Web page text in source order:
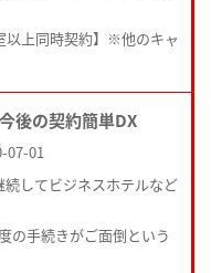
以上同時契約】※他のキャ
後の契約簡単DX
07-01
してビジネスホテルなど
の手続きがご面倒という